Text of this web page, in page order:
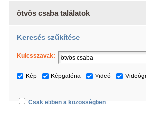
ötvös csaba találatok
Keresés szűkítése
Kulcsszavak:
Kép Képgaléria Videó
Csak ebben a közösségben